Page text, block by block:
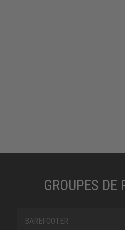
GROUPES DE
BAREFOOTER